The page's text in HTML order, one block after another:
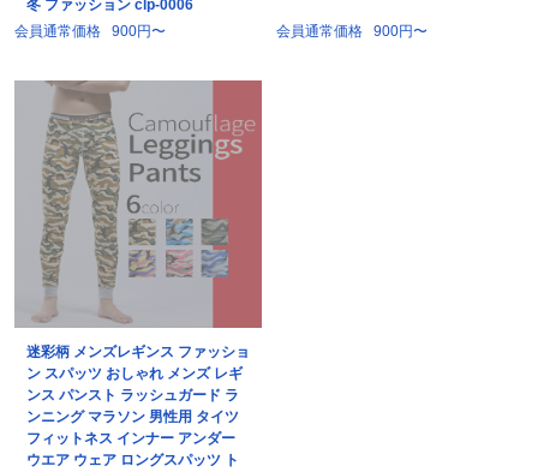
冬 ファッション clp-0006
会員通常価格
900円〜 会員通常価格 900円〜
迷彩柄 メンズレギンス ファッショ
ン スパッツ おしゃれ メンズ レギ
ンス パンスト ラッシュガード ラ
ンニング マラソン 男性用 タイツ
フィットネス インナー アンダー
ウエア ウェア ロングスパッツ ト